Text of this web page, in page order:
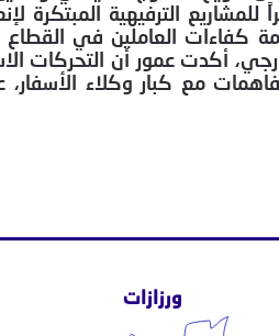
للمشاريع الترفيهية
كفاءات العاملين في القطاع
أكدت عمور أن التحركات
تفاهمات مع كبار وكلاء
ورزازات